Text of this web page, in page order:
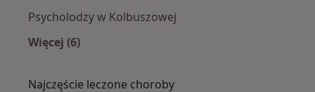
Psycholodzy w Kolbuszowej
Więcej (6)
Najczęście leczone choroby